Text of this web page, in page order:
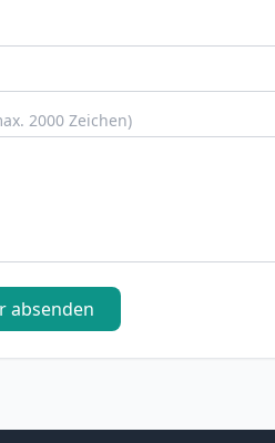
2000 Zeichen)
absenden